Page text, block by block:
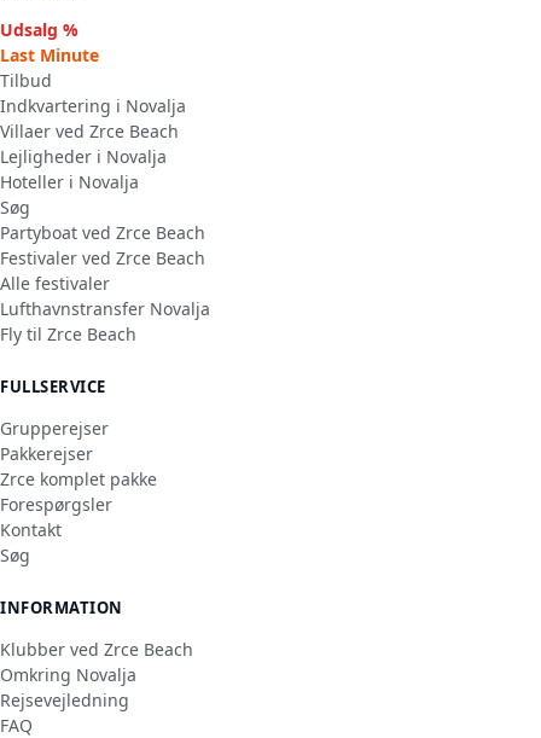
Udsalg %
Last Minute
Tilbud
Indkvartering i Novalja
Villaer ved Zrce Beach
Lejligheder i Novalja
Hoteller i Novalja
Søg
Partyboat ved Zrce Beach
Festivaler ved Zrce Beach
Alle festivaler
Lufthavnstransfer Novalja
Fly til Zrce Beach
FULLSERVICE
Grupperejser
Pakkerejser
Zrce komplet pakke
Forespørgsler
Kontakt
Søg
INFORMATION
Klubber ved Zrce Beach
Omkring Novalja
Rejsevejledning
FAQ